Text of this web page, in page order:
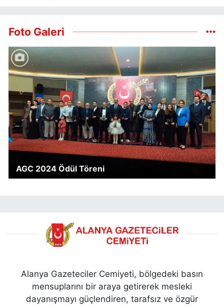
Foto Galeri
AGC 2024 Ödül Töreni
Alanya Gazeteciler Cemiyeti, bölgedeki basın
mensuplarını bir araya getirerek mesleki
dayanışmayı güçlendiren, tarafsız ve özgür